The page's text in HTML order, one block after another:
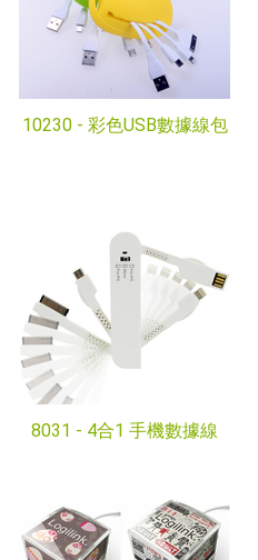
10230 - 彩色USB數據線包
8031 - 4合1 手機數據線